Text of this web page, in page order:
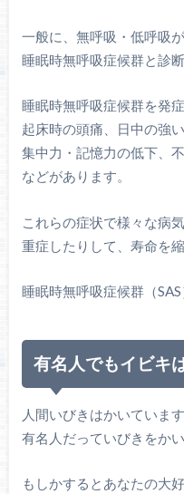
一般に、無呼吸・低呼吸
睡眠時無呼吸症候群と診
睡眠時無呼吸症候群を発
起床時の頭痛、日中の強
集中力・記憶力の低下、
などがあります。
これらの症状で様々な病
重症したりして、寿命を
睡眠時無呼吸症候群（
有名人でもイビキ
人間いびきはかいています
有名人だっていびきをかい
もしかするとあなたの大